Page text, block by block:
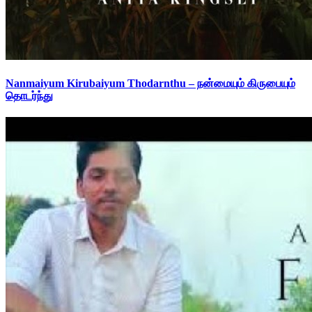
Nanmaiyum Kirubaiyum Thodarnthu – நன்மையும் கிருபையும்
தொடர்ந்து